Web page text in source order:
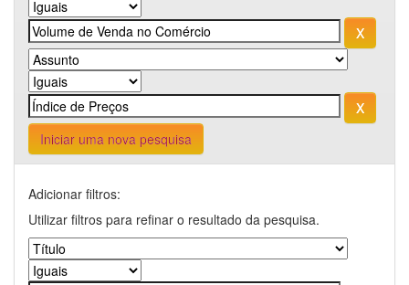
Iniciar uma nova pesquisa
Adicionar filtros:
Utilizar filtros para refinar o resultado da pesquisa.